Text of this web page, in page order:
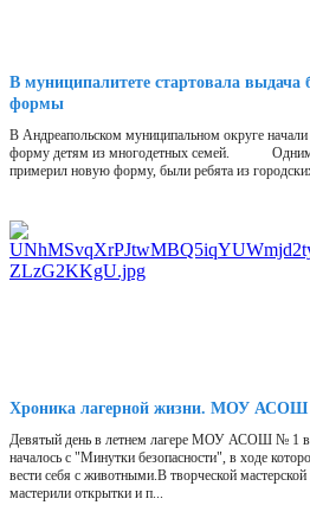
В муниципалитете стартовала выдача
формы
В Андреапольском муниципальном округе
форму детям из многодетных семей. Одними
примерил новую форму, были ребята из
Хроника лагерной жизни. МОУ
Девятый день в летнем лагере МОУ АСОШ № 1
началось с "Минутки безопасности", в ходе
вести себя с животными.В творческой
мастерили открытки и п...